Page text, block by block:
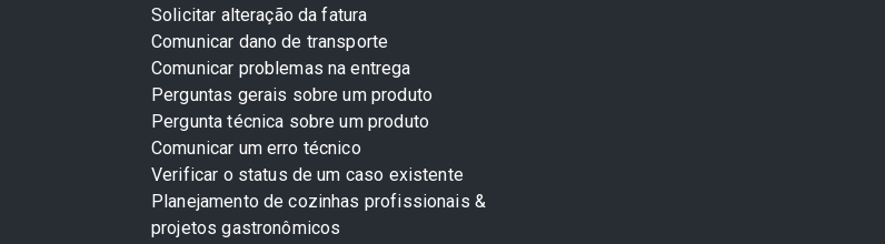
Solicitar alteração da fatura
Comunicar dano de transporte
Comunicar problemas na entrega
Perguntas gerais sobre um produto
Pergunta técnica sobre um produto
Comunicar um erro técnico
Verificar o status de um caso existente
Planejamento de cozinhas profissionais &
projetos gastronômicos